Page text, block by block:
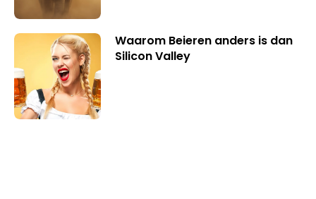
Waarom Beieren anders is dan
Silicon Valley